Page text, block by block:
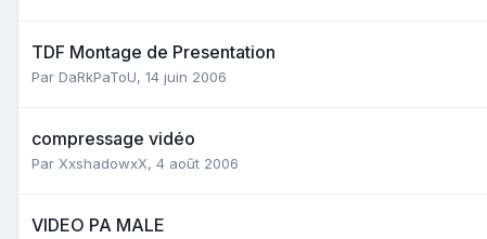
TDF Montage de Presentation
Par DaRkPaToU, 14 juin 2006
compressage vidéo
Par XxshadowxX, 4 août 2006
VIDEO PA MALE